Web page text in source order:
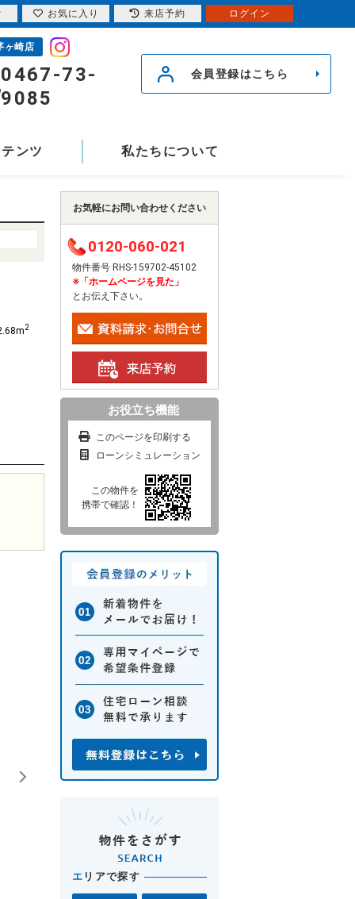
ヶ崎店
0467-73-
9085
会員登録はこちら
ンツ 私たちについて
2
お気軽にお問い合わせください
0120-060-021
物件番号 RHS-159702-45102
※「ホームページを見た」
とお伝え下さい。
お役立ち機能
このページを印刷する
ローンシミュレーション
この物件を
携帯で確認！
エ リアで探す
お気に入り 来店予約 ログイン